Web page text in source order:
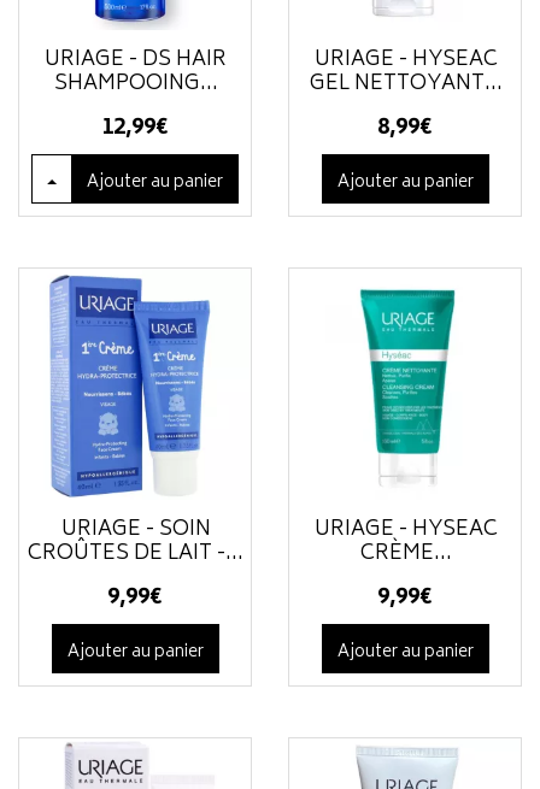
URIAGE - DS HAIR
SHAMPOOING...
12,99€
Ajouterau panier
URIAGE - HYSEAC
GEL NETTOYANT...
8,99€
Ajouter au panier
URIAGE - SOIN
CROÛTES DE LAIT -...
9,99€
Ajouter au panier
URIAGE - HYSEAC
CRÈME...
9,99€
Ajouter au panier